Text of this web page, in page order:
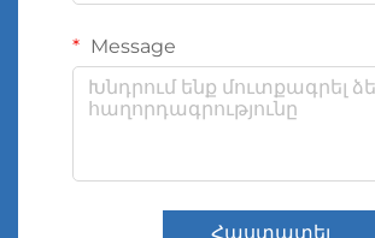
Message
Հաստատել